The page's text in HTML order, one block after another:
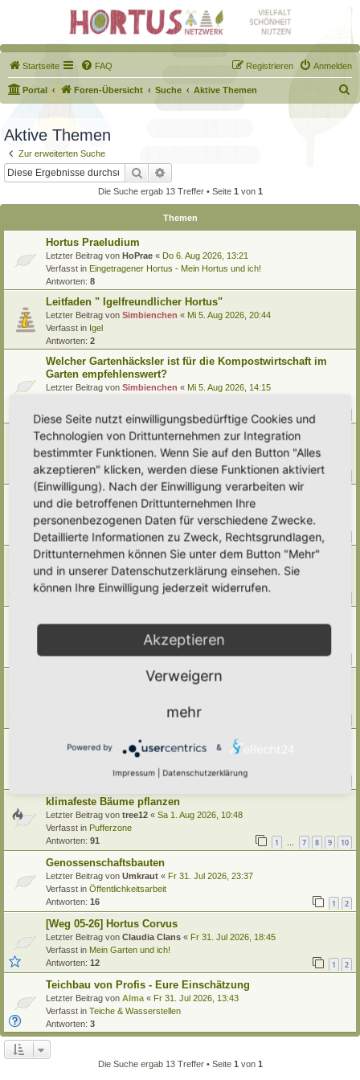
Startseite FAQ Anmelden
Registrieren
Portal Foren-Übersicht Suche Aktive Themen
u
Aktive Themen
Zur erweiterten Suche
Suche
Die Suche ergab 13 Treffer • Seite 1 von 1
Themen
Hortus Praeludium
Letzter Beitrag von HoPrae « Do 6. Aug 2026, 13:21
Verfasst in Eingetragener Hortus - Mein Hortus und ich!
Antworten: 8
Leitfaden " Igelfreundlicher Hortus"
Letzter Beitrag von Simbienchen « Mi 5. Aug 2026, 20:44
Verfasst in Igel
Antworten: 2
Welcher Gartenhäcksler ist für die Kompostwirtschaft im
Garten empfehlenswert?
Letzter Beitrag von Simbienchen « Mi 5. Aug 2026, 14:15
Antworten:
Ernte im Juli
Letzter Beitrag vonUmkraut «Mi 5. Aug 2026, 01:50
Antworten:40 1 2 3
[Weg 10-20] Trees schattiger Waldgarten mit Teich
Letzter Beitrag von Grevenstein «Di 4. Aug 2026, 16:13
Verfasst inMein Garten und ich!
Antworten: 376 1 … 35 36
[Weg 09-25] Hortus Poco Loco
Letzter Beitrag vonPoco Loco«Mo 3. Aug 2026, 22:08
Verfasst in Mein Garten und ich!
Mo 3. Aug 2026, 09:43
Umwelt, Klimawandel, Natur
Antworten:144 1 12 13 14
[Weg 11-24] Hortus Fragaria entsteht
Käfer im Hortus
Letzter Beitrag von tree12«Sa 1. Aug 2026, 15:13
klimafeste Bäume pflanzen
Letzter Beitrag von tree12 « Sa 1. Aug 2026, 10:48
Verfasst in Pufferzone
Antworten: 91 1 … 7 8 9 10
Genossenschaftsbauten
Letzter Beitrag von Umkraut « Fr 31. Jul 2026, 23:37
Verfasst in Öffentlichkeitsarbeit
Antworten: 16 1 2
[Weg 05-26] Hortus Corvus
Letzter Beitrag von Claudia Clans « Fr 31. Jul 2026, 18:45
Verfasst in Mein Garten und ich!
Antworten: 12 1 2
Teichbau von Profis - Eure Einschätzung
Letzter Beitrag von Alma « Fr 31. Jul 2026, 13:43
Verfasst in Teiche & Wasserstellen
Antworten: 3
Die Suche ergab 13 Treffer • Seite 1 von 1
Diese Seite nutzt einwilligungsbedürftige Cookies und
Technologien von Drittunternehmen zur Integration
bestimmter Funktionen. Wenn Sie auf den Button "Alles
akzeptieren" klicken, werden diese Funktionen aktiviert
(Einwilligung). Nach der Einwilligung verarbeiten wir
und die betroffenen Drittunternehmen Ihre
personenbezogenen Daten für verschiedene Zwecke.
Detaillierte Informationen zu Zweck, Rechtsgrundlagen,
Drittunternehmen können Sie unter dem Button "Mehr"
und in unserer Datenschutzerklärung einsehen. Sie
können Ihre Einwilligung jederzeit widerrufen.
Akzeptieren
Verweigern
mehr
Powered by &
Impressum Datenschutzerklärung